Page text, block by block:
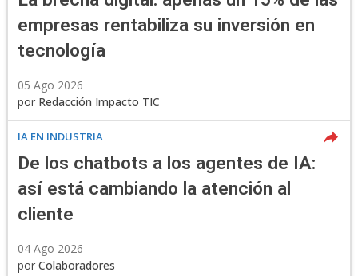
empresas rentabiliza su inversión en
tecnología
05 Ago 2026
por Redacción Impacto TIC
IA EN INDUSTRIA
De los chatbots a los agentes de IA:
así está cambiando la atención al
cliente
04 Ago 2026
porColaboradores